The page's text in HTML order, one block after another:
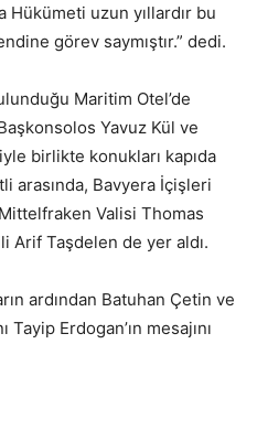
Hükümeti uzun yıllardır bu
görev saymıştır.” dedi.
Maritim Otel’de
Yavuz Kül ve
birlikte konukları kapıda
arasında, Bavyera İçişleri
Valisi Thomas
Arif Taşdelen de yer aldı.
ardından Batuhan Çetin ve
Erdogan’ın mesajını